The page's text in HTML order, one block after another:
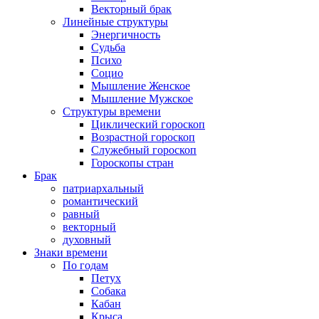
Векторный брак
Линейные структуры
Энергичность
Судьба
Психо
Социо
Мышление Женское
Мышление Мужское
Структуры времени
Циклический гороскоп
Возрастной гороскоп
Служебный гороскоп
Гороскопы стран
Брак
патриархальный
романтический
равный
векторный
духовный
Знаки времени
По годам
Петух
Собака
Кабан
Крыса